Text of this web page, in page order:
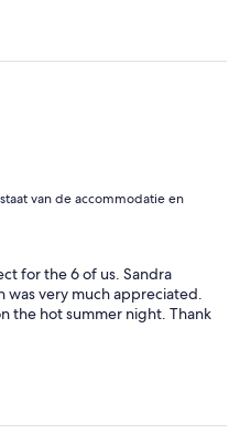
van de accommodatie en
for the 6 of us. Sandra
was very much appreciated.
the hot summer night. Thank